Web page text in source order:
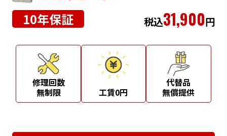
10年保証
税込31,900円
修理回数
無制限
工賃0円
代替品
無償提供